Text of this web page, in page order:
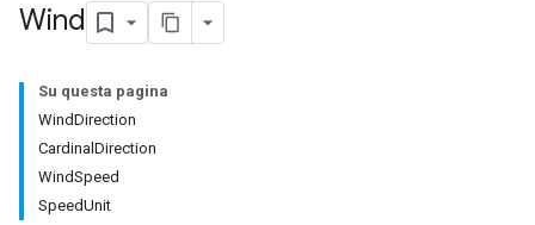
Wind
Su questa pagina
WindDirection
CardinalDirection
WindSpeed
SpeedUnit